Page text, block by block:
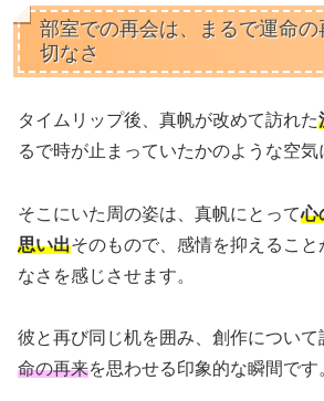
部室での再会は、まるで運命
切なさ
タイムリップ後、真帆が改めて訪れた
るで時が止まっていたかのような空気
そこにいた周の姿は、真帆にとって心
思い出そのもので、感情を抑えるこ
なさを感じさせます。
彼と再び同じ机を囲み、創作について
命の再来を思わせる印象的な瞬間です